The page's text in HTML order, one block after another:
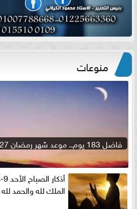
منوعات
فاضل 183 يوم.. موعد شهر رمضان 2027 وأول أيامه فلكياً
الملك لله والحمد لله